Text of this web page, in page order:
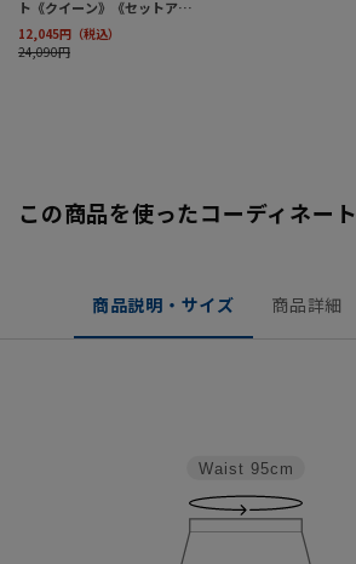
この商品を使ったコーディネート
商品説明・サイズ 商品詳細
Waist 95cm